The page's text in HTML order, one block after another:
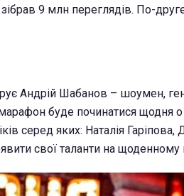
9 млн переглядів. По-
Андрій Шабанов – шоумен,
буде починатися щодня о
серед яких: Наталія
свої таланти на щоденному